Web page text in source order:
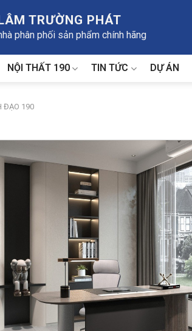
TRƯỜNG PHÁT
phân phối sản phẩm chính hãng
NỘI THẤT 190 TIN TỨC DỰ ÁN
ĐẠO 190